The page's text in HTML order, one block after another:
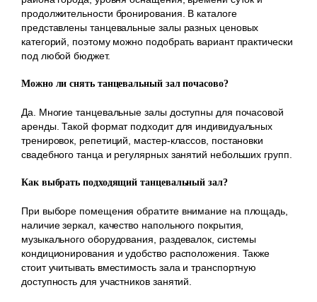
продолжительности бронирования. В каталоге
представлены танцевальные залы разных ценовых
категорий, поэтому можно подобрать вариант практически
под любой бюджет.
Можно ли снять танцевальный зал почасово?
Да. Многие танцевальные залы доступны для почасовой
аренды. Такой формат подходит для индивидуальных
тренировок, репетиций, мастер-классов, постановки
свадебного танца и регулярных занятий небольших групп.
Как выбрать подходящий танцевальный зал?
При выборе помещения обратите внимание на площадь,
наличие зеркал, качество напольного покрытия,
музыкального оборудования, раздевалок, системы
кондиционирования и удобство расположения. Также
стоит учитывать вместимость зала и транспортную
доступность для участников занятий.